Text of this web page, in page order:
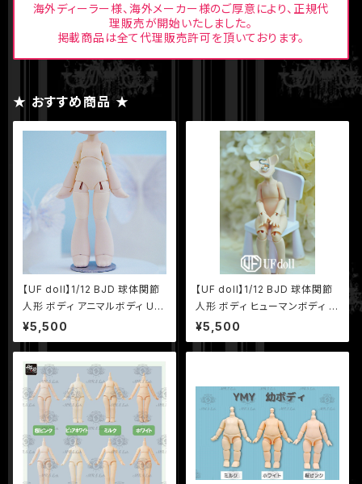
海外ディーラー様、海外メーカー様のご厚意により、正規代
理販売が開始いたしました。
掲載商品は全て代理販売許可を頂いております。
★ おすすめ商品 ★
【UF doll】1/12 BJD 球体関節
人形 ボディ アニマルボディ UF
ドール UFボディ
¥5,500
【UF doll】1/12 BJD 球体関節
人形 ボディ ヒューマンボディ U
Fドール UFボディ
¥5,500